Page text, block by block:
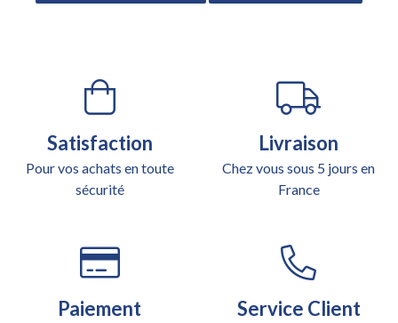
Satisfaction
Pour vos achats en toute
sécurité
Livraison
Chez vous sous 5 jours en
France
Paiement
Service Client